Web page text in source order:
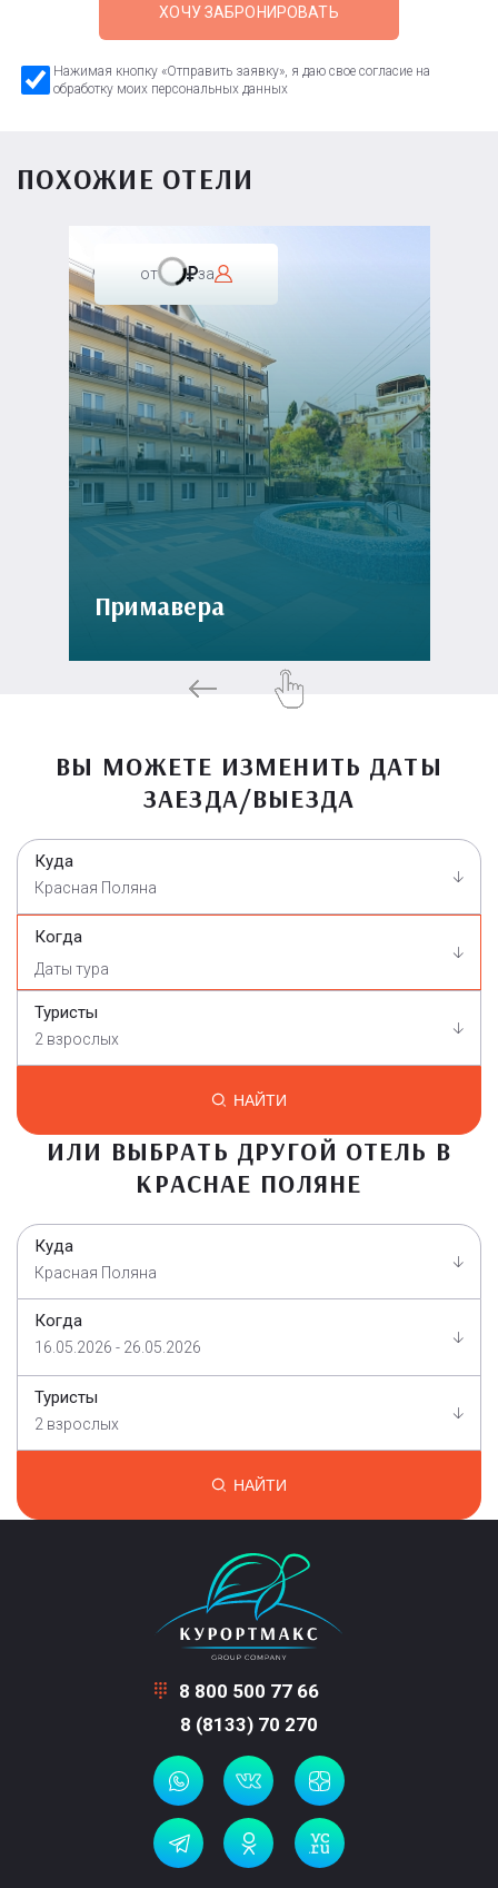
ХОЧУ ЗАБРОНИРОВАТЬ
Нажимая кнопку «Отправить заявку», я даю свое согласие на
обработку моих персональных данных
ПОХОЖИЕ ОТЕЛИ
от за
Примавера
ВЫ МОЖЕТЕ ИЗМЕНИТЬ ДАТЫ
ЗАЕЗДА/ВЫЕЗДА
Куда
Красная Поляна
Когда
Туристы
2 взрослых
НАЙТИ
ИЛИ ВЫБРАТЬ ДРУГОЙ ОТЕЛЬ В
КРАСНАЕ ПОЛЯНЕ
Куда
Красная Поляна
Когда
16.05.2026 - 26.05.2026
Туристы
2 взрослых
НАЙТИ
8 800 500 77 66
8 (8133) 70 270